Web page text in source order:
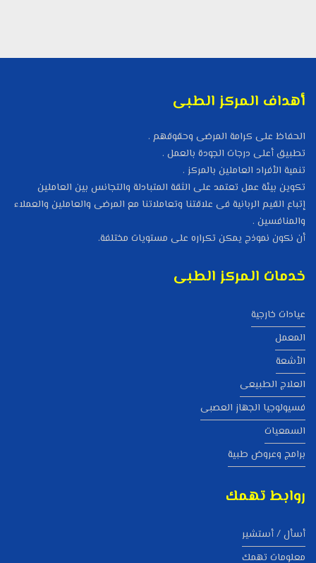
أهداف المركز الطبى
الحفاظ على كرامة المرضى وحقوقهم .
تطبيق أعلى درجات الجودة بالعمل .
تنمية الأفراد العاملين بالمركز .
تكوين بيئة عمل تعتمد على الثقة المتبادلة والتجانس بين العاملين
إتباع القيم الربانية فى علاقتنا وتعاملاتنا مع المرضى والعاملين والعملاء
والمنافسين .
أن نكون نموذج يمكن تكراره على مستويات مختلفة.
خدمات المركز الطبى
عيادات خارجية
المعمل
الأشعة
العلاج الطبيعى
فسيولوجيا الجهاز العصبى
السمعيات
برامج وعروض طبية
روابط تهمك
أسأل / أستشير
معلومات تهمك